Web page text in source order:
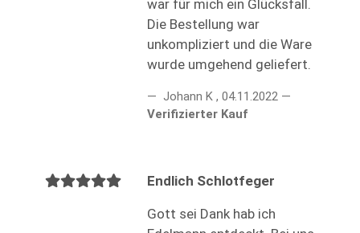
war für mich ein Glücksfall.
Die Bestellung war
unkompliziert und die Ware
wurde umgehend geliefert.
Johann K , 04.11.2022
Verifizierter Kauf
Endlich Schlotfeger
Gott sei Dank hab ich